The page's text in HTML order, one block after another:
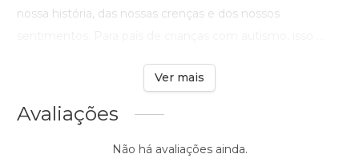
nossa história, das nossas crenças e dos nossos
Ver mais
Avaliações
Não há avaliações ainda.